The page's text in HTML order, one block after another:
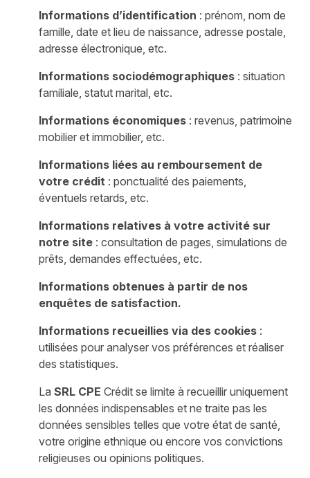
Informations d’identification : prénom, nom de
famille, date et lieu de naissance, adresse postale,
adresse électronique, etc.
Informations sociodémographiques : situation
familiale, statut marital, etc.
Informations économiques : revenus, patrimoine
mobilier et immobilier, etc.
Informations liées au remboursement de
votre crédit : ponctualité des paiements,
éventuels retards, etc.
Informations relatives à votre activité sur
notre site : consultation de pages, simulations de
prêts, demandes effectuées, etc.
Informations obtenues à partir de nos
enquêtes de satisfaction.
Informations recueillies via des cookies :
utilisées pour analyser vos préférences et réaliser
des statistiques.
La SRL CPE Crédit se limite à recueillir uniquement
les données indispensables et ne traite pas les
données sensibles telles que votre état de santé,
votre origine ethnique ou encore vos convictions
religieuses ou opinions politiques.